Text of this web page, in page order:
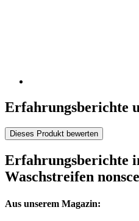
Erfahrungsberichte
Dieses Produkt bewerten
Erfahrungsberichte
Waschstreifen
Aus unserem Magazin: